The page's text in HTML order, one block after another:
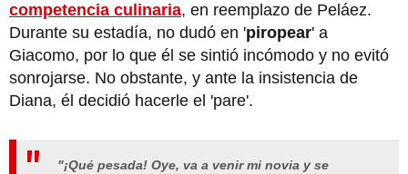
competencia culinaria, en reemplazo de Peláez.
Durante su estadía, no dudó en 'piropear' a
Giacomo, por lo que él se sintió incómodo y no evitó
sonrojarse. No obstante, y ante la insistencia de
Diana, él decidió hacerle el 'pare'.
"¡Qué pesada! Oye, va a venir mi novia y se